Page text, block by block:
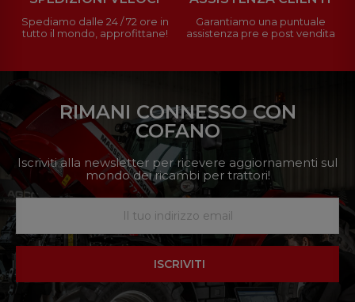
Spediamo dalle 24 / 72 ore in
tutto il mondo, approfittane!
Garantiamo una puntuale
assistenza pre e post vendita
RIMANI CONNESSO CON
COFANO
Iscriviti alla newsletter per ricevere aggiornamenti sul
mondo dei ricambi per trattori!
ISCRIVITI